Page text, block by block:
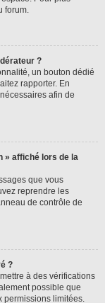
forum.
?
un bouton dédié
rapporter. En
afin de
» affiché lors de la
que vous
reprendre les
de contrôle de
?
à des vérifications
possible que
permissions limitées.